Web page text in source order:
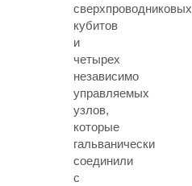
сверхпроводниковых
кубитов
и
четырех
независимо
управляемых
узлов,
которые
гальванически
соединили
с